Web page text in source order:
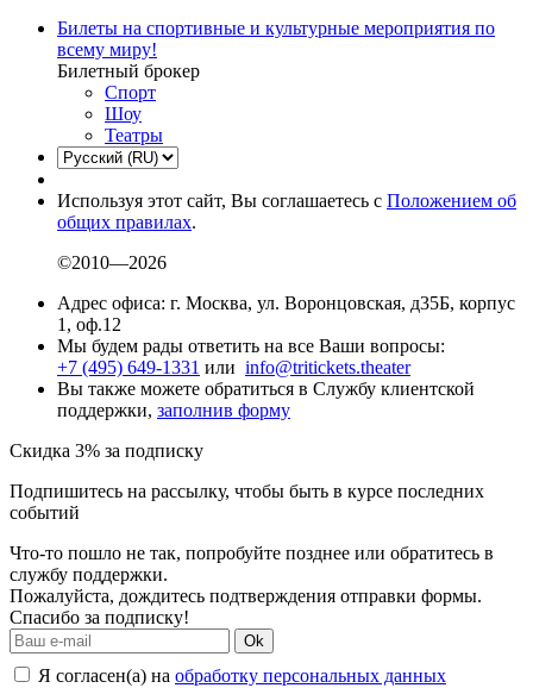
Билеты на спортивные и культурные мероприятия по
всему миру!
Билетный брокер
Спорт
Шоу
Театры
Используя этот сайт, Вы соглашаетесь с Положением об
общих правилах.
©2010—2026
Адрес офиса: г. Москва, ул. Воронцовская, д35Б, корпус
1, оф.12
Мы будем рады ответить на все Ваши вопросы:
+7 (495) 649-1331 или info@tritickets.theater
Вы также можете обратиться в Службу клиентской
поддержки, заполнив форму
Скидка 3% за подписку
Подпишитесь на рассылку, чтобы быть в курсе последних
событий
Что-то пошло не так, попробуйте позднее или обратитесь в
службу поддержки.
Пожалуйста, дождитесь подтверждения отправки формы.
Спасибо за подписку!
Ok
Я согласен(а) на обработку персональных данных